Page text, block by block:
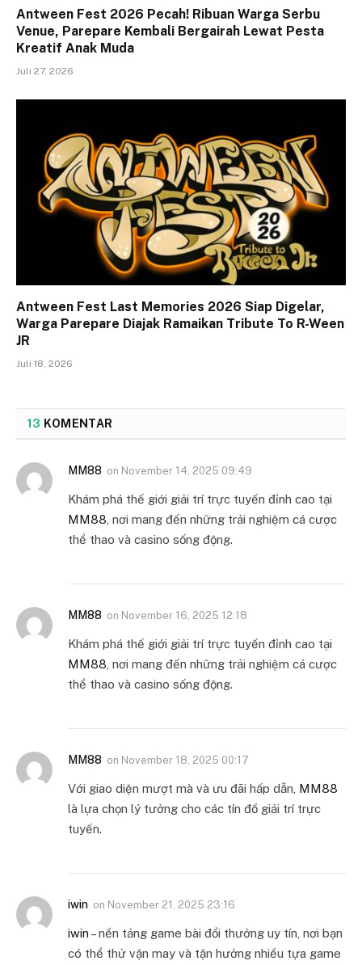
Antween Fest 2026 Pecah! Ribuan Warga Serbu
Venue, Parepare Kembali Bergairah Lewat Pesta
Kreatif Anak Muda
Juli 27, 2026
Antween Fest Last Memories 2026 Siap Digelar,
Warga Parepare Diajak Ramaikan Tribute To R-Ween
JR
Juli 18, 2026
13 KOMENTAR
MM88 on November 14, 2025 09:49
Khám phá thế giới giải trí trực tuyến đỉnh cao tại
MM88 , nơi mang đến những trải nghiệm cá cược
thể thao và casino sống động.
MM88 on November 16, 2025 12:18
Khám phá thế giới giải trí trực tuyến đỉnh cao tại
MM88 , nơi mang đến những trải nghiệm cá cược
thể thao và casino sống động.
MM88 on November 18, 2025 00:17
Với giao diện mượt mà và ưu đãi hấp dẫn, MM88
là lựa chọn lý tưởng cho các tín đồ giải trí trực
tuyến.
iwin on November 21, 2025 23:16
iwin – nền tảng game bài đổi thưởng uy tín, nơi bạn
có thể thử vận may và tận hưởng nhiều tựa game